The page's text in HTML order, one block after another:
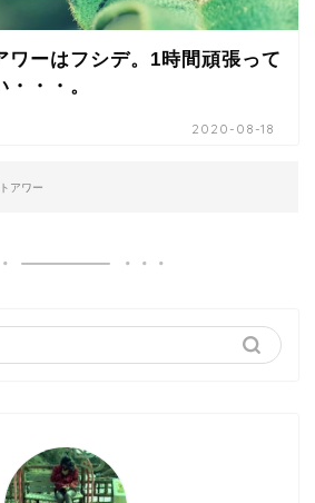
ワーはフシデ。1時間頑張って
・・。
2020-08-18
アワー